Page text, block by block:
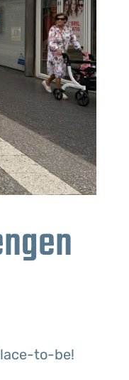
to-be!